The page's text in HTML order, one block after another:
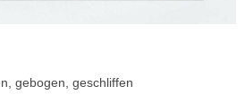
gebogen, geschliffen